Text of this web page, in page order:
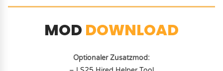
MOD DOWNLOAD
Optionaler Zusatzmod: